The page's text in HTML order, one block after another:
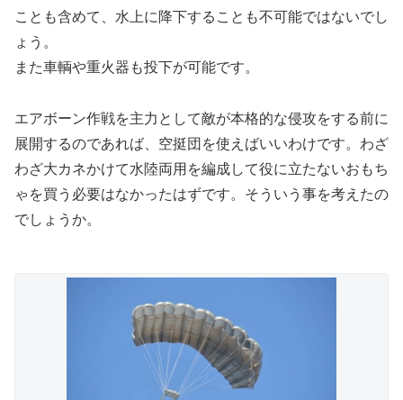
ことも含めて、水上に降下することも不可能ではないでし
ょう。
また車輌や重火器も投下が可能です。
エアボーン作戦を主力として敵が本格的な侵攻をする前に
展開するのであれば、空挺団を使えばいいわけです。わざ
わざ大カネかけて水陸両用を編成して役に立たないおもち
ゃを買う必要はなかったはずです。そういう事を考えたの
でしょうか。